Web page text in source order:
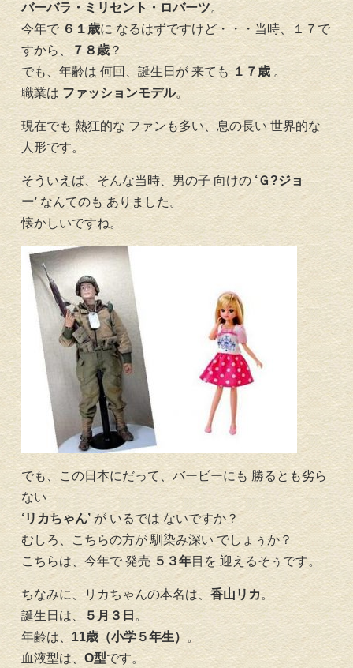
バーバラ・ミリセント・ロバーツ。
今年で ６１歳に なるはずですけど・・・当時、１７で
すから、 ７８歳 ？
でも、年齢は 何回、誕生日が 来ても １７歳 。
職業は ファッションモデル。
現在でも 熱狂的な ファンも多い、息の長い 世界的な
人形です。
そういえば、そんな当時、男の子 向けの‘Ｇ?ジョ
ー’ なんてのも ありました。
懐かしいですね。
でも、この日本にだって、バービーにも 勝るとも劣ら
ない
‘リカちゃん’ が いるでは ないですか？
むしろ、こちらの方が 馴染み深い でしょぅか？
こちらは、今年で 発売 ５３年目を 迎えるそぅです。
ちなみに、リカちゃんの本名は、香山リカ。
誕生日は、
５月３日 。
年齢は、 11歳（小学５年生） 。
血液型は、O型です。